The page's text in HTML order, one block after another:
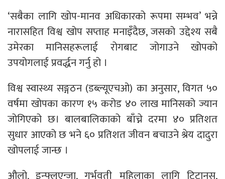
‘सबैका लागि खोप-मानव अधिकारको रूपमा सम्भव’ भन्ने
नारासहित विश्व खोप सप्ताह मनाइँदैछ, जसको उद्देश्य सबै
उमेरका मानिसहरूलाई रोगबाट जोगाउने खोपको
उपयोगलाई प्रवर्द्धन गर्नु हो ।
विश्व स्वास्थ्य सङ्गठन (डब्ल्यूएचओ) का अनुसार, विगत ५०
वर्षमा खोपका कारण १५ करोड ४० लाख मानिसको ज्यान
जोगिएको छ। बालबालिकाको बाँच्ने दरमा ४० प्रतिशत
सुधार आएको छ भने ६० प्रतिशत जीवन बचाउने श्रेय दादुरा
खोपलाई जान्छ ।